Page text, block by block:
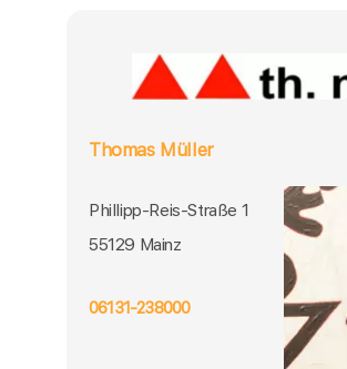
Thomas Müller
Phillipp-Reis-Straße 1
55129 Mainz
06131-238000